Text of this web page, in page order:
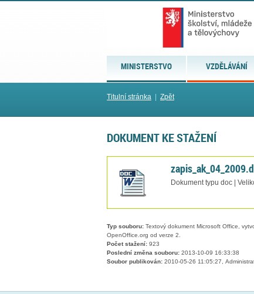
MINISTERSTVO VZDĚLÁVÁNÍ
Titulní stránka Zpět
DOKUMENT KE STAŽENÍ
Dokument typu doc |
Typ souboru: Textový dokument Microsoft Office,
OpenOffice.org od verze 2.
Počet stažení: 923
Poslední změna souboru: 2013-10-09 16:33:38
Soubor publikován: 2010-05-26 11:05:27,